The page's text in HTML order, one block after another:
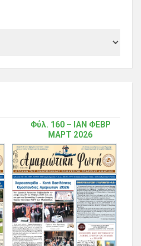
Φύλ. 160 – ΙΑΝ ΦΕΒΡ
ΜΑΡΤ 2026